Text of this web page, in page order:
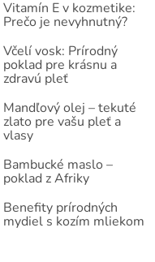
Vitamín E v kozmetike:
Prečo je nevyhnutný?
Včelí vosk: Prírodný
poklad pre krásnu a
zdravú pleť
Mandľový olej – tekuté
zlato pre vašu pleť a
vlasy
Bambucké maslo –
poklad z Afriky
Benefity prírodných
mydiel s kozím mliekom